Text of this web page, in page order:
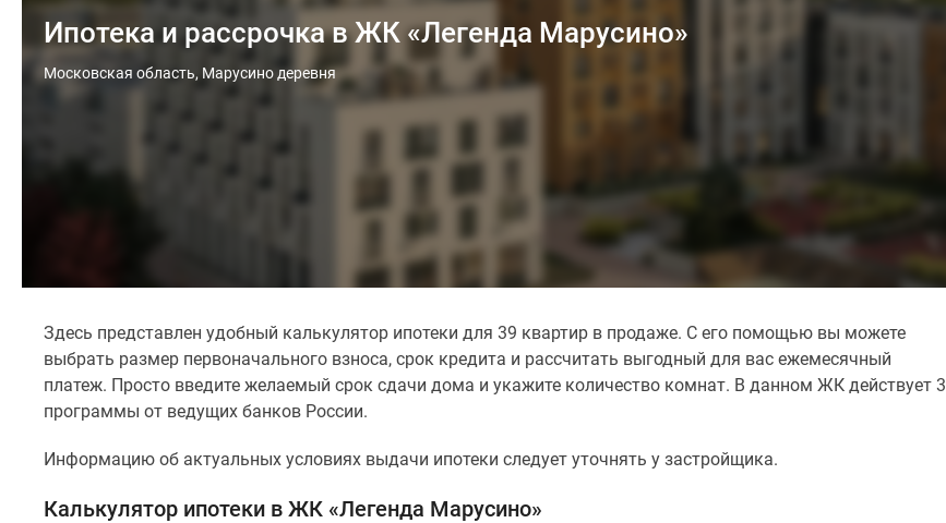
Ипотека и рассрочка в ЖК «Легенда Марусино»
Московская область, Марусино деревня
Здесь представлен удобный калькулятор ипотеки для 39 квартир в продаже. С его помощью вы можете
выбрать размер первоначального взноса, срок кредита и рассчитать выгодный для вас ежемесячный
платеж. Просто введите желаемый срок сдачи дома и укажите количество комнат. В данном ЖК действует 3
программы от ведущих банков России.
Информацию об актуальных условиях выдачи ипотеки следует уточнять у застройщика.
Калькулятор ипотеки в ЖК «Легенда Марусино»